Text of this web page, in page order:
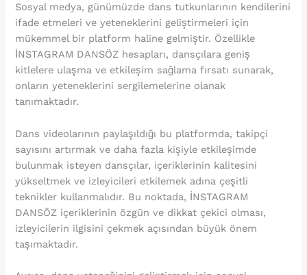
Sosyal medya, günümüzde dans tutkunlarının kendilerini
ifade etmeleri ve yeteneklerini geliştirmeleri için
mükemmel bir platform haline gelmiştir. Özellikle
İNSTAGRAM DANSÖZ hesapları, dansçılara geniş
kitlelere ulaşma ve etkileşim sağlama fırsatı sunarak,
onların yeteneklerini sergilemelerine olanak
tanımaktadır.
Dans videolarının paylaşıldığı bu platformda, takipçi
sayısını artırmak ve daha fazla kişiyle etkileşimde
bulunmak isteyen dansçılar, içeriklerinin kalitesini
yükseltmek ve izleyicileri etkilemek adına çeşitli
teknikler kullanmalıdır. Bu noktada, İNSTAGRAM
DANSÖZ içeriklerinin özgün ve dikkat çekici olması,
izleyicilerin ilgisini çekmek açısından büyük önem
taşımaktadır.